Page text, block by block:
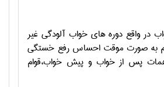
در واقع دوره های خواب آلودگی غیر
خواب،بیمار دست کم به صورت موقت احساس رفع خستگی
پس از خواب و پیش خواب،قوام